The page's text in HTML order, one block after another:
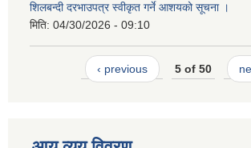
शिलबन्दी दरभाउपत्र स्वीकृत गर्ने आशयको सूचना ।
मिति: 04/30/2026 - 09:10
‹ previous 5 of 50